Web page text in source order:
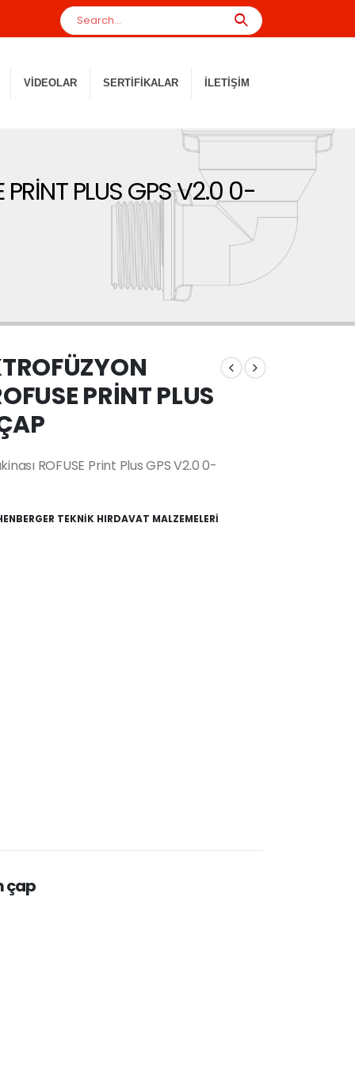
VIDEOLAR SERTIFIKALAR İLETIŞIM
PRİNT PLUS GPS V2.0 0-
PRİNT PLUS
ROFUSE Print Plus GPS V2.0 0-
TEKNİK HIRDAVAT MALZEMELERİ
çap